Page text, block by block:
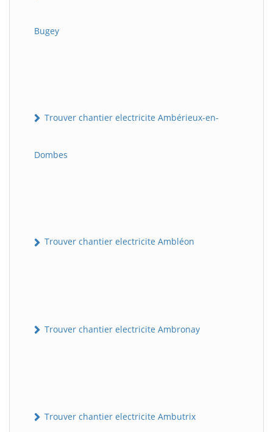
Bugey
Trouver chantier electricite Ambérieux-en-
Dombes
Trouver chantier electricite Ambléon
Trouver chantier electricite Ambronay
Trouver chantier electricite Ambutrix